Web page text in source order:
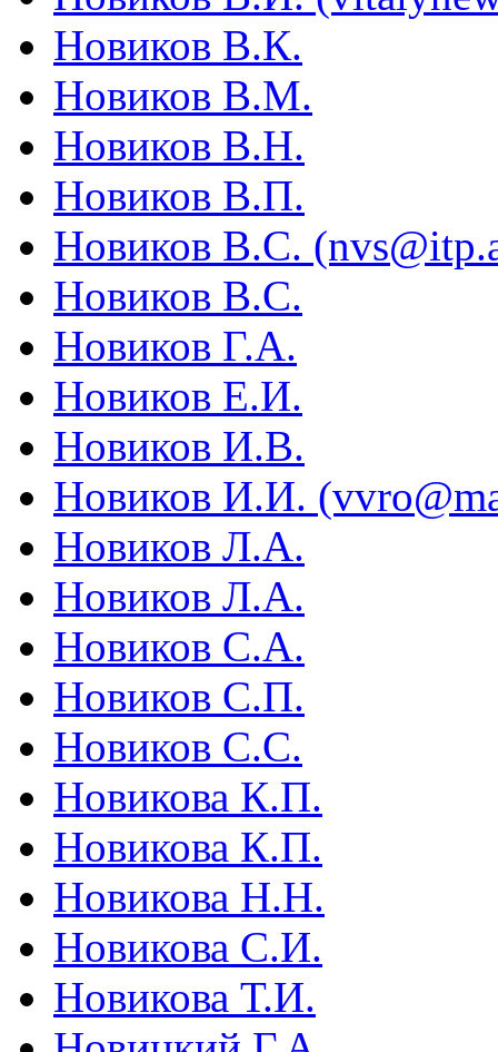
Новиков В.К.
Новиков В.М.
Новиков В.Н.
Новиков В.П.
Новиков В.С.
Новиков В.С.
Новиков Г.А.
Новиков Е.И.
Новиков И.В.
Новиков И.И.
Новиков Л.А.
Новиков Л.А.
Новиков С.А.
Новиков С.П.
Новиков С.С.
Новикова К.П.
Новикова К.П.
Новикова Н.Н.
Новикова С.И.
Новикова Т.И.